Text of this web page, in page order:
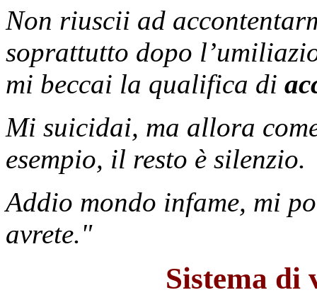
Non riuscii ad
soprattutto dopo
mi beccai la qualifica di
Mi suicidai, ma allora
esempio, il resto è silenzio.
Addio mondo infame, mi
avrete."
Sistema di